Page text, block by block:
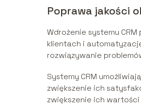
Poprawa jakości
Wdrożenie systemu
klientach i
rozwiązywanie
Systemy CRM
zwiększenie ich
zwiększenie ich